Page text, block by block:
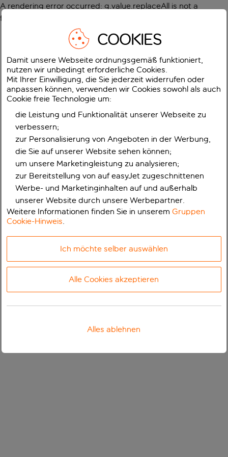
A rendering error occurred: g.value.replaceAll is not a
function
COOKIES
Damit unsere Webseite ordnungsgemäß funktioniert,
nutzen wir unbedingt erforderliche Cookies.
Mit Ihrer Einwilligung, die Sie jederzeit widerrufen oder
anpassen können, verwenden wir Cookies sowohl als auch
Cookie freie Technologie um:
die Leistung und Funktionalität unserer Webseite zu
verbessern;
zur Personalisierung von Angeboten in der Werbung,
die Sie auf unserer Website sehen können;
um unsere Marketingleistung zu analysieren;
zur Bereitstellung von auf easyJet zugeschnittenen
Werbe- und Marketinginhalten auf und außerhalb
unserer Website durch unsere Werbepartner.
Weitere Informationen finden Sie in unseremGruppen
Cookie-Hinweis.
Ich möchte selber auswählen
Alle Cookies akzeptieren
Alles ablehnen